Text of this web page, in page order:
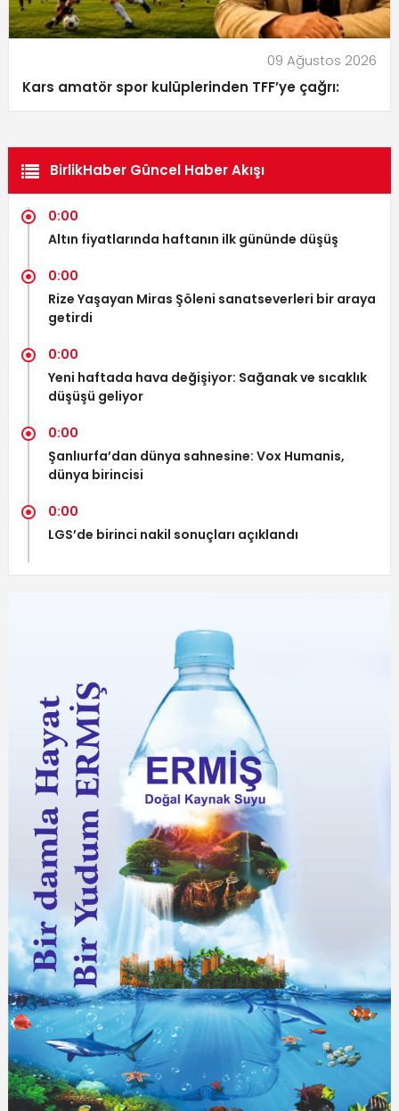
09 Ağustos 2026
Kars amatör spor kulüplerinden TFF’ye çağrı:
BirlikHaber Güncel Haber Akışı
0:00
Altın fiyatlarında haftanın ilk gününde düşüş
0:00
Rize Yaşayan Miras Şöleni sanatseverleri bir araya
getirdi
0:00
Yeni haftada hava değişiyor: Sağanak ve sıcaklık
düşüşü geliyor
0:00
Şanlıurfa’dan dünya sahnesine: Vox Humanis,
dünya birincisi
0:00
LGS’de birinci nakil sonuçları açıklandı